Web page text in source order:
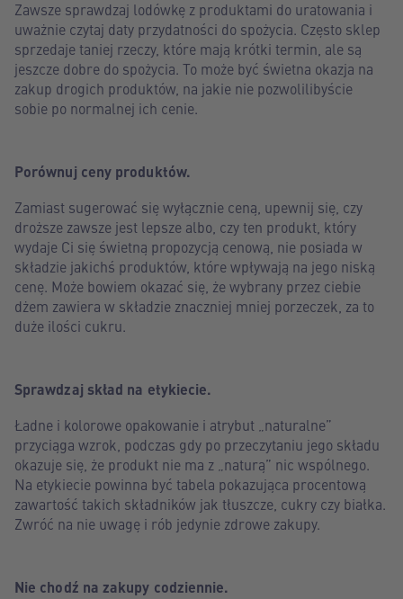
Zawsze sprawdzaj lodówkę z produktami do uratowania i
uważnie czytaj daty przydatności do spożycia. Często sklep
sprzedaje taniej rzeczy, które mają krótki termin, ale są
jeszcze dobre do spożycia. To może być świetna okazja na
zakup drogich produktów, na jakie nie pozwolilibyście
sobie po normalnej ich cenie.
Porównuj ceny produktów.
Zamiast sugerować się wyłącznie ceną, upewnij się, czy
droższe zawsze jest lepsze albo, czy ten produkt, który
wydaje Ci się świetną propozycją cenową, nie posiada w
składzie jakichś produktów, które wpływają na jego niską
cenę. Może bowiem okazać się, że wybrany przez ciebie
dżem zawiera w składzie znaczniej mniej porzeczek, za to
duże ilości cukru.
Sprawdzaj skład na etykiecie.
Ładne i kolorowe opakowanie i atrybut „naturalne”
przyciąga wzrok, podczas gdy po przeczytaniu jego składu
okazuje się, że produkt nie ma z „naturą” nic wspólnego.
Na etykiecie powinna być tabela pokazująca procentową
zawartość takich składników jak tłuszcze, cukry czy białka.
Zwróć na nie uwagę i rób jedynie zdrowe zakupy.
Nie chodź na zakupy codziennie.